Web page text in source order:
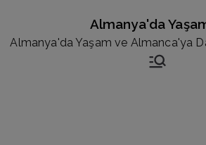
Almanya'da
Almanya'da Yaşam ve Almanca'ya